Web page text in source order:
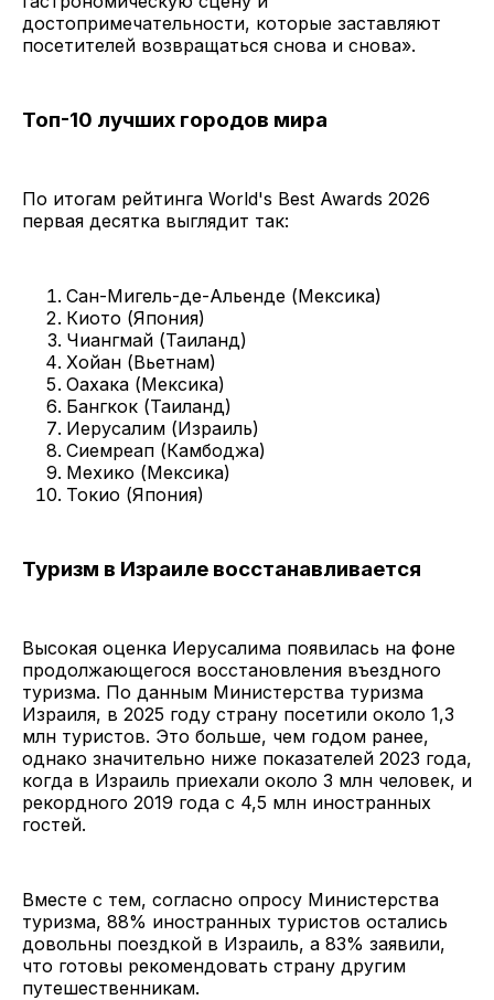
достопримечательности, которые заставляют
посетителей возвращаться снова и снова».
Топ-10 лучших городов мира
По итогам рейтинга World's Best Awards 2026
первая десятка выглядит так:
Сан-Мигель-де-Альенде (Мексика)
Киото (Япония)
Чиангмай (Таиланд)
Хойан (Вьетнам)
Оахака (Мексика)
Бангкок (Таиланд)
Иерусалим (Израиль)
Сиемреап (Камбоджа)
Мехико (Мексика)
Токио (Япония)
Туризм в Израиле восстанавливается
Высокая оценка Иерусалима появилась на фоне
продолжающегося восстановления въездного
туризма. По данным Министерства туризма
Израиля, в 2025 году страну посетили около 1,3
млн туристов. Это больше, чем годом ранее,
однако значительно ниже показателей 2023 года,
когда в Израиль приехали около 3 млн человек, и
рекордного 2019 года с 4,5 млн иностранных
гостей.
Вместе с тем, согласно опросу Министерства
туризма, 88% иностранных туристов остались
довольны поездкой в Израиль, а 83% заявили,
что готовы рекомендовать страну другим
путешественникам.